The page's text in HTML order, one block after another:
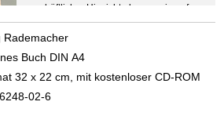
geschäftlicher Hinsicht ebenso wie auf
beruflichem oder privatem Gebiet. Denn
eins ist todsicher:
Zeigen Sie mit der Maus hierhin, um
Rademacher
Buch DIN A4
32 x 22 cm, mit kostenloser CD-ROM
02-6